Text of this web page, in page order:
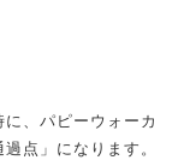
、パピーウォーカ
点」になります。